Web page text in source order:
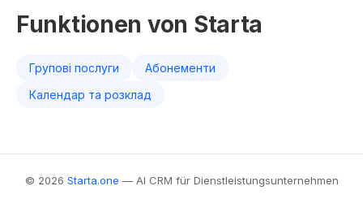
Funktionen von Starta
Групові послуги
Абонементи
Календар та розклад
© 2026 Starta.one — AI CRM für Dienstleistungsunternehmen